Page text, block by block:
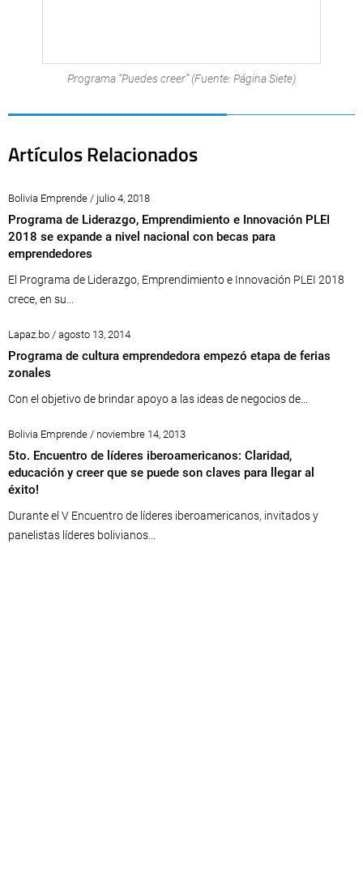
Programa “Puedes creer” (Fuente: Página Siete)
Artículos Relacionados
Bolivia Emprende / julio 4, 2018
Programa de Liderazgo, Emprendimiento e Innovación PLEI
2018 se expande a nivel nacional con becas para
emprendedores
El Programa de Liderazgo, Emprendimiento e Innovación PLEI 2018
crece, en su...
Lapaz.bo / agosto 13, 2014
Programa de cultura emprendedora empezó etapa de ferias
zonales
Con el objetivo de brindar apoyo a las ideas de negocios de...
Bolivia Emprende / noviembre 14, 2013
5to. Encuentro de líderes iberoamericanos: Claridad,
educación y creer que se puede son claves para llegar al
éxito!
Durante el V Encuentro de líderes iberoamericanos, invitados y
panelistas líderes bolivianos...